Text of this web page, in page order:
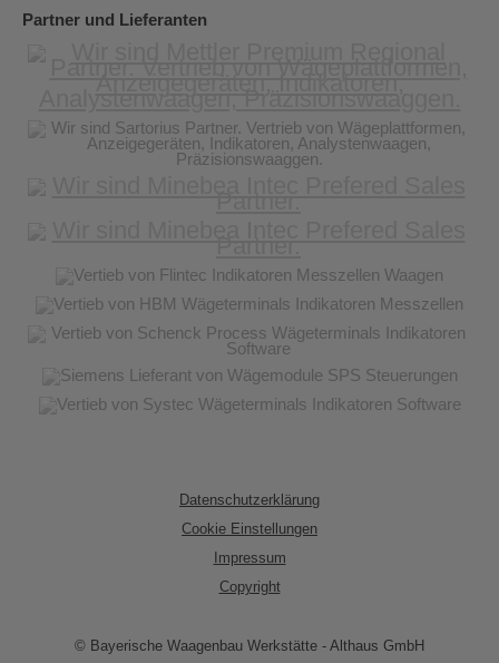
Partner und Lieferanten
Datenschutzerklärung
Cookie Einstellungen
Impressum
Copyright
© Bayerische Waagenbau Werkstätte - Althaus GmbH